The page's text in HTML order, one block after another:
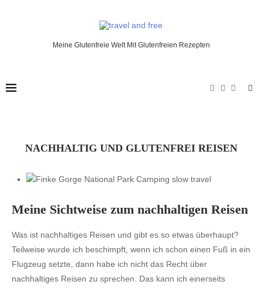
Meine Glutenfreie Welt Mit Glutenfreien Rezepten
NACHHALTIG UND GLUTENFREI REISEN
Meine Sichtweise zum nachhaltigen Reisen
Was ist nachhaltiges Reisen und gibt es so etwas überhaupt?
Teilweise wurde ich beschimpft, wenn ich schon einen Fuß in ein
Flugzeug setzte, dann habe ich nicht das Recht über
nachhaltiges Reisen zu sprechen. Das kann ich einerseits